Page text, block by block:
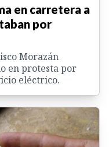
en carretera a
por
Morazán
en protesta por
eléctrico.